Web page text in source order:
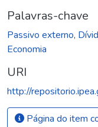
Palavras-chave
Passivo externo,
Economia
URI
http://
Página do item